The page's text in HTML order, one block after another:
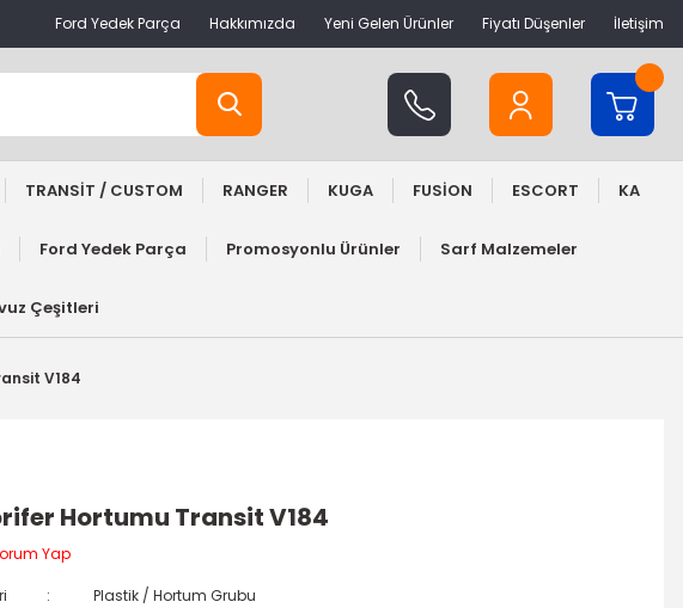
Ford Yedek Parça Hakkımızda Yeni Gelen Ürünler Fiyatı Düşenler İletişim
TRANSİT / CUSTOM RANGER KUGA FUSİON ESCORT KA
Ford Yedek Parça Promosyonlu Ürünler Sarf Malzemeler
Çeşitleri
V184
Hortumu Transit V184
Yap
Plastik / Hortum Grubu